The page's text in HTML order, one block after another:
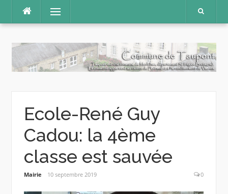
contenu
Menu
Ecole-René Guy
Cadou: la 4ème
classe est sauvée
Mairie 10 septembre 2019 0